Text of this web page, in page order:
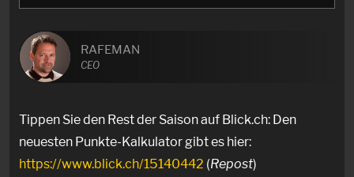
RAFEMAN
CEO
Tippen Sie den Rest der Saison auf Blick.ch: Den
neuesten Punkte-Kalkulator gibt es hier:
https://www.blick.ch/15140442 (Repost)